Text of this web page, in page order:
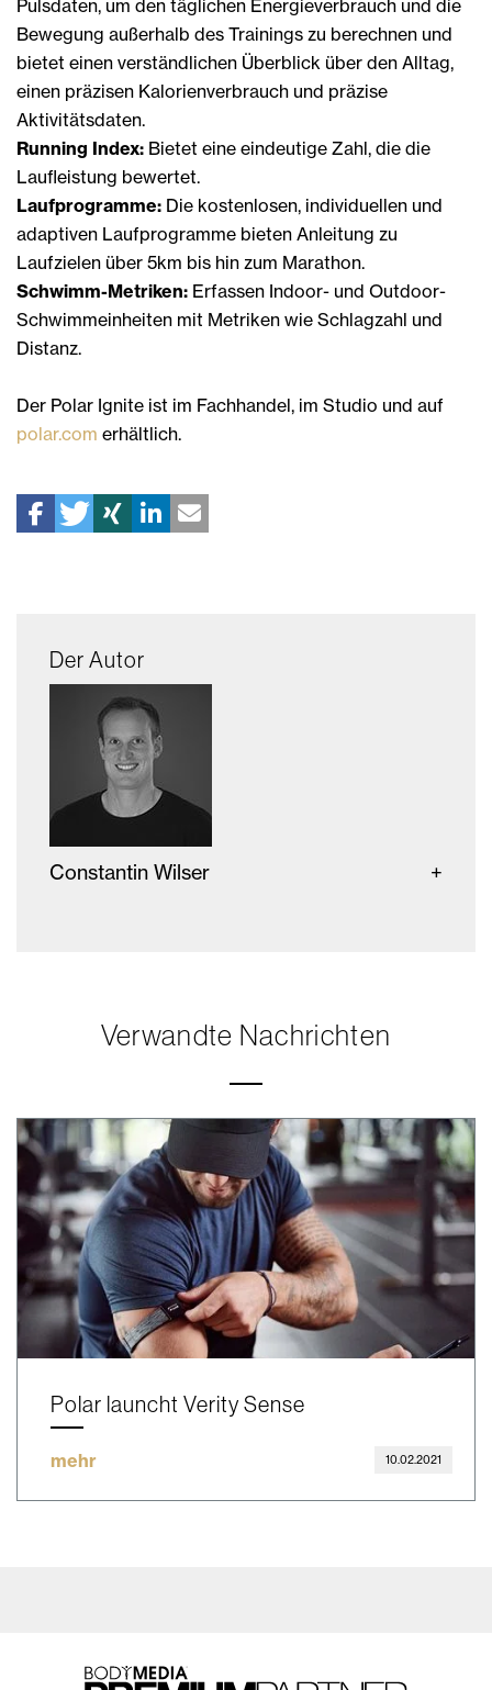
Pulsdaten, um den täglichen Energieverbrauch und die
Bewegung außerhalb des Trainings zu berechnen und
bietet einen verständlichen Überblick über den Alltag,
einen präzisen Kalorienverbrauch und präzise
Aktivitätsdaten.
Running Index: Bietet eine eindeutige Zahl, die die
Laufleistung bewertet.
Laufprogramme: Die kostenlosen, individuellen und
adaptiven Laufprogramme bieten Anleitung zu
Laufzielen über 5km bis hin zum Marathon.
Schwimm-Metriken: Erfassen Indoor- und Outdoor-
Schwimmeinheiten mit Metriken wie Schlagzahl und
Distanz.
Der Polar Ignite ist im Fachhandel, im Studio und auf
polar.com erhältlich.
Der Autor
Constantin Wilser
Verwandte Nachrichten
Polar launcht Verity Sense
mehr 10.02.2021